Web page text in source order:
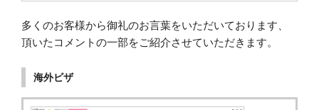
多くのお客様から御礼のお言葉をいただいております、
頂いたコメントの一部をご紹介させていただきます。
海外ビザ